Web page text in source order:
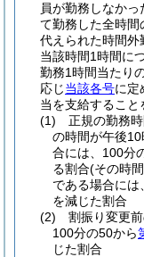
員が勤務しなかっ
て勤務した全時間
代えられた時間外
当該時間1時間につ
勤務1時間当たり
応じ当該各号に定
当を支給すること
(1)
正規の勤務
の時間が午後
合には、100分
る割合(その時
である場合に
を減じた割合
(2)
割振り変更
100分の50から
じた割合